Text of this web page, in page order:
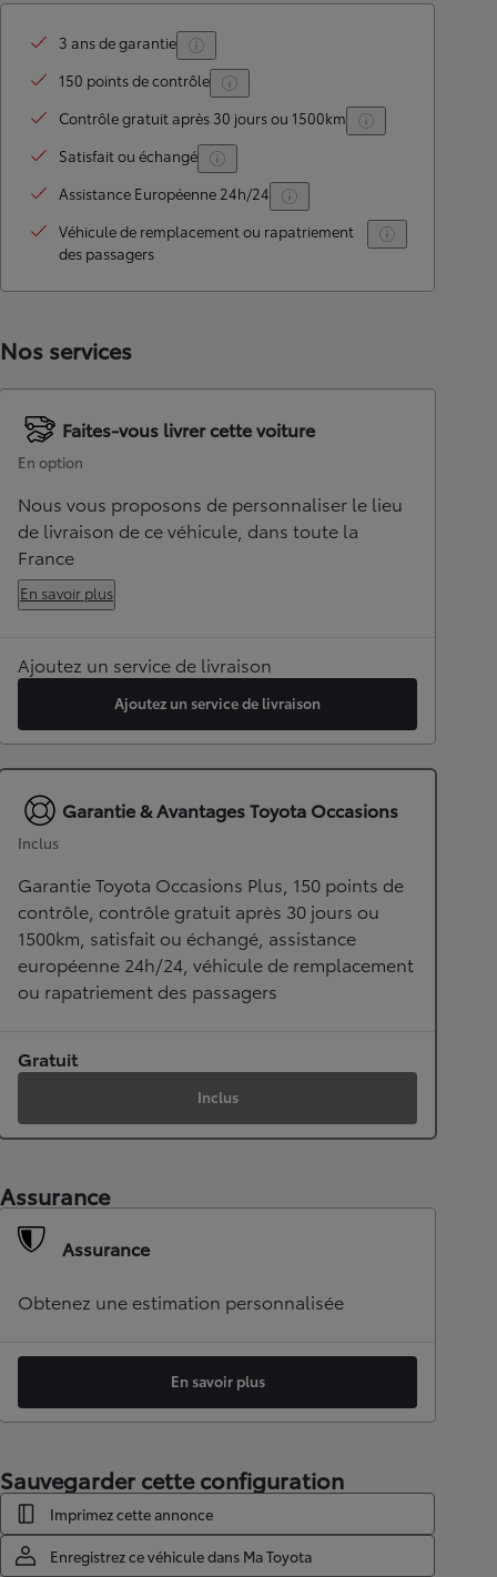
3 ans de garantie
150 points de contrôle
Contrôle gratuit après 30 jours ou 1500km
Satisfait ou échangé
Assistance Européenne 24h/24
Véhicule de remplacement ou rapatriement
des passagers
Nos services
Faites-vous livrer cette voiture
En option
Nous vous proposons de personnaliser le lieu
de livraison de ce véhicule, dans toute la
France
En savoir plus
Ajoutez un service de livraison
Ajoutez un service de livraison
Garantie & Avantages Toyota Occasions
Inclus
Garantie Toyota Occasions Plus, 150 points de
contrôle, contrôle gratuit après 30 jours ou
1500km, satisfait ou échangé, assistance
européenne 24h/24, véhicule de remplacement
ou rapatriement des passagers
Gratuit
Inclus
Assurance
Assurance
Obtenez une estimation personnalisée
En savoir plus
Sauvegarder cette configuration
Imprimez cette annonce
Enregistrez ce véhicule dans Ma Toyota